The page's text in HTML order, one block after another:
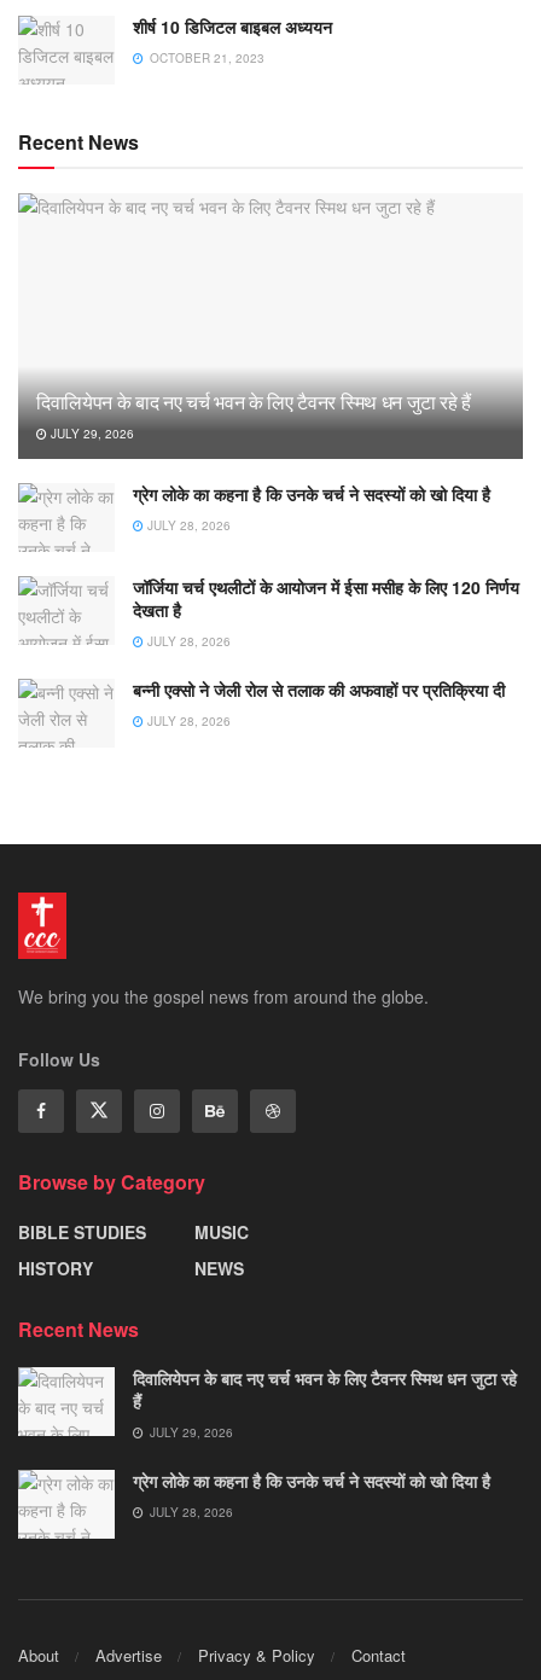
शीर्ष 10 डिजिटल बाइबल अध्ययन
OCTOBER 21, 2023
Recent News
दिवालियेपन के बाद नए चर्च भवन के लिए टैवनर स्मिथ धन जुटा रहे हैं
JULY 29, 2026
ग्रेग लोके का कहना है कि उनके चर्च ने सदस्यों को खो दिया है
JULY 28, 2026
जॉर्जिया चर्च एथलीटों के आयोजन में ईसा मसीह के लिए 120 निर्णय
देखता है
JULY 28, 2026
बन्नी एक्सो ने जेली रोल से तलाक की अफवाहों पर प्रतिक्रिया दी
JULY 28, 2026
We bring you the gospel news from around the globe.
Follow Us
Browse by Category
BIBLE STUDIES
HISTORY
MUSIC
NEWS
Recent News
दिवालियेपन के बाद नए चर्च भवन के लिए टैवनर स्मिथ धन जुटा रहे
हैं
JULY 29, 2026
ग्रेग लोके का कहना है कि उनके चर्च ने सदस्यों को खो दिया है
JULY 28, 2026
About Advertise Privacy & Policy Contact